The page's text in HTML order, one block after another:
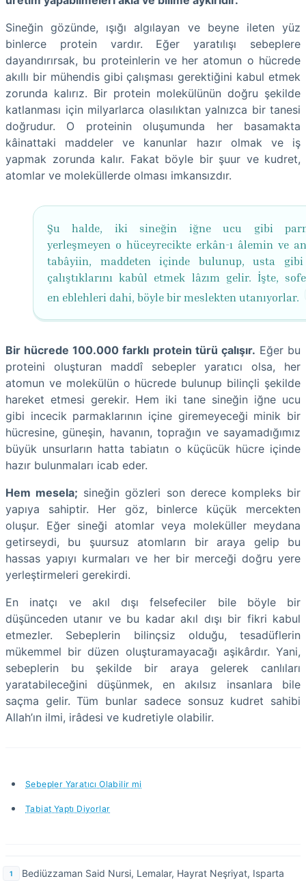
Sineğin gözünde, ışığı algılayan ve beyne ileten yüz
binlerce protein vardır. Eğer yaratılışı sebeplere
dayandırırsak, bu proteinlerin ve her atomun o hücrede
akıllı bir mühendis gibi çalışması gerektiğini kabul etmek
zorunda kalırız. Bir protein molekülünün doğru şekilde
katlanması için milyarlarca olasılıktan yalnızca bir tanesi
doğrudur. O proteinin oluşumunda her basamakta
kâinattaki maddeler ve kanunlar hazır olmak ve iş
yapmak zorunda kalır. Fakat böyle bir şuur ve kudret,
atomlar ve moleküllerde olması imkansızdır.
Şu halde, iki sineğin iğne ucu gibi
yerleşmeyen o hüceyrecikte erkân-ı âlemin ve
tabâyiin, maddeten içinde bulunup, usta
çalıştıklarını kabûl etmek lâzım gelir. İşte,
en eblehleri dahi, böyle bir meslekten utanıyorlar.
Bir hücrede 100.000 farklı protein türü çalışır. Eğer bu
proteini oluşturan maddî sebepler yaratıcı olsa, her
atomun ve molekülün o hücrede bulunup bilinçli şekilde
hareket etmesi gerekir. Hem iki tane sineğin iğne ucu
gibi incecik parmaklarının içine giremeyeceği minik bir
hücresine, güneşin, havanın, toprağın ve sayamadığımız
büyük unsurların hatta tabiatın o küçücük hücre içinde
hazır bulunmaları icab eder.
Hem mesela; sineğin gözleri son derece kompleks bir
yapıya sahiptir. Her göz, binlerce küçük mercekten
oluşur. Eğer sineği atomlar veya moleküller meydana
getirseydi, bu şuursuz atomların bir araya gelip bu
hassas yapıyı kurmaları ve her bir merceği doğru yere
yerleştirmeleri gerekirdi.
En inatçı ve akıl dışı felsefeciler bile böyle bir
düşünceden utanır ve bu kadar akıl dışı bir fikri kabul
etmezler. Sebeplerin bilinçsiz olduğu, tesadüflerin
mükemmel bir düzen oluşturamayacağı aşikârdır. Yani,
sebeplerin bu şekilde bir araya gelerek canlıları
yaratabileceğini düşünmek, en akılsız insanlara bile
saçma gelir. Tüm bunlar sadece sonsuz kudret sahibi
Allah’ın ilmi, irâdesi ve kudretiyle olabilir.
Sebepler Yaratıcı Olabilir mi
Tabiat Yaptı Diyorlar
Bediüzzaman Said Nursi, Lemalar, Hayrat Neşriyat, Isparta